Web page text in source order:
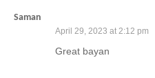
Saman
April 29, 2023 at 2:12 pm
Great bayan